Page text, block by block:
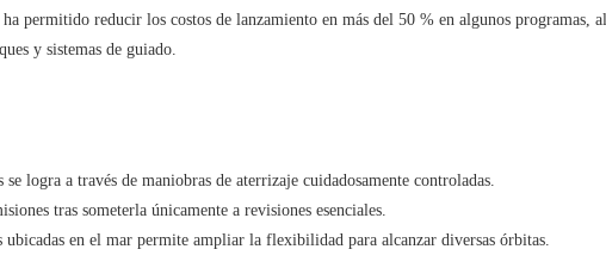
permitido reducir los costos de lanzamiento en más del 50 % en algunos programas, al
y sistemas de guiado.
logra a través de maniobras de aterrizaje cuidadosamente controladas.
tras someterla únicamente a revisiones esenciales.
en el mar permite ampliar la flexibilidad para alcanzar diversas órbitas.